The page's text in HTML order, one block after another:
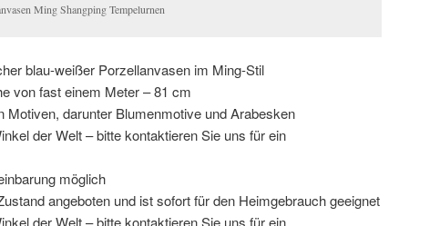
Ming Shangping Tempelurnen
blau-weißer Porzellanvasen im Ming-Stil
von fast einem Meter – 81 cm
Motiven, darunter Blumenmotive und Arabesken
der Welt – bitte kontaktieren Sie uns für ein
möglich
angeboten und ist sofort für den Heimgebrauch geeignet